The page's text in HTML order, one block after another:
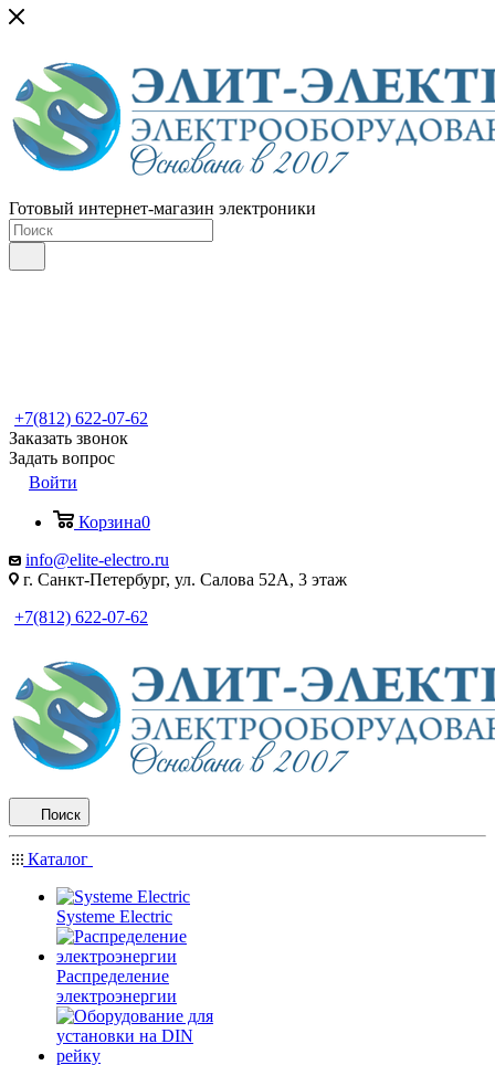
Готовый интернет-магазин электроники
+7(812) 622-07-62
Заказать звонок
Задать вопрос
Войти
Корзина0
info@elite-electro.ru
г. Санкт-Петербург, ул. Салова 52А, 3 этаж
+7(812) 622-07-62
Поиск
Каталог
Systeme Electric
Распределение
электроэнергии